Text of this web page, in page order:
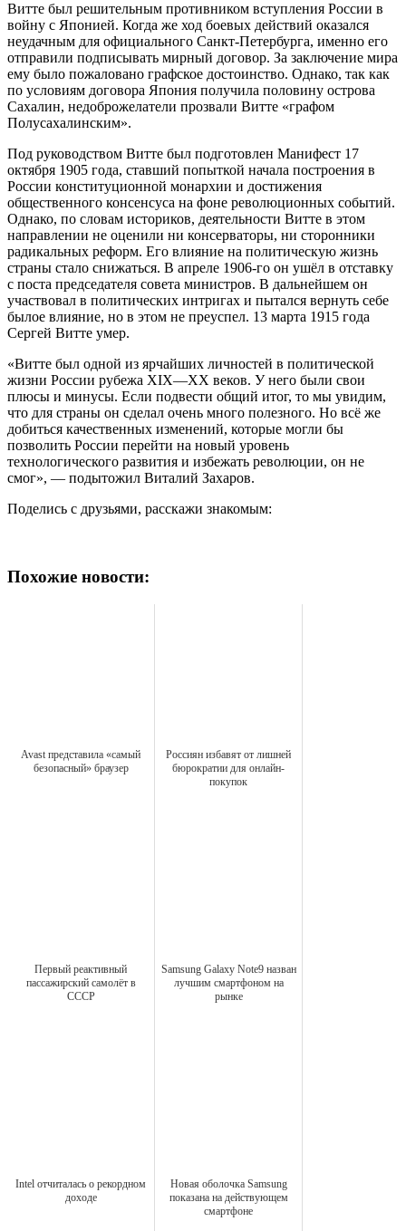
Витте был решительным противником вступления России в
войну с Японией. Когда же ход боевых действий оказался
неудачным для официального Санкт-Петербурга, именно его
отправили подписывать мирный договор. За заключение мира
ему было пожаловано графское достоинство. Однако, так как
по условиям договора Япония получила половину острова
Сахалин, недоброжелатели прозвали Витте «графом
Полусахалинским».
Под руководством Витте был подготовлен Манифест 17
октября 1905 года, ставший попыткой начала построения в
России конституционной монархии и достижения
общественного консенсуса на фоне революционных событий.
Однако, по словам историков, деятельности Витте в этом
направлении не оценили ни консерваторы, ни сторонники
радикальных реформ. Его влияние на политическую жизнь
страны стало снижаться. В апреле 1906-го он ушёл в отставку
с поста председателя совета министров. В дальнейшем он
участвовал в политических интригах и пытался вернуть себе
былое влияние, но в этом не преуспел. 13 марта 1915 года
Сергей Витте умер.
«Витте был одной из ярчайших личностей в политической
жизни России рубежа XIX—XX веков. У него были свои
плюсы и минусы. Если подвести общий итог, то мы увидим,
что для страны он сделал очень много полезного. Но всё же
добиться качественных изменений, которые могли бы
позволить России перейти на новый уровень
технологического развития и избежать революции, он не
смог», — подытожил Виталий Захаров.
Поделись с друзьями, расскажи знакомым:
Похожие новости:
Avast представила «самый
безопасный» браузер
Россиян избавят от лишней
бюрократии для онлайн-
покупок
Первый реактивный
пассажирский самолёт в
СССР
Samsung Galaxy Note9 назван
лучшим смартфоном на
рынке
Intel отчиталась о рекордном
доходе
Новая оболочка Samsung
показана на действующем
смартфоне